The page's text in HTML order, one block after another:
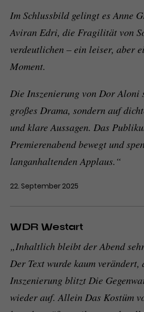
Im Schlussbild gelingt es Anne
Aviran Edri, die Fragilität von
verdeutlichen – ein leiser, aber
Moment.
Die Inszenierung von Dor Aloni
großes Drama, sondern auf
und klare Aussagen. Das
Premierenabend bewegt und
langanhaltenden Applaus.“
22. September 2025
WDR Westart
„Inhaltlich bleibt der Abend
Der Text wurde kaum verändert,
Inszenierung blitzt Die
wieder auf. Allein Das Kostüm